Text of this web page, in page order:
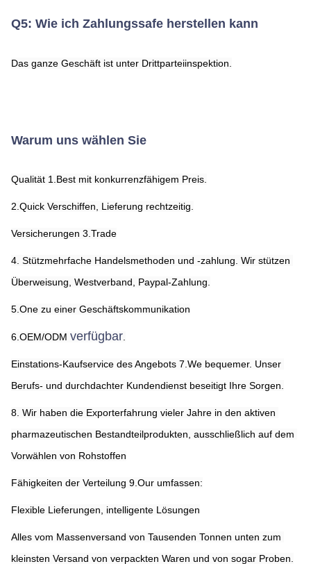
Q5: Wie ich Zahlungssafe herstellen kann
Das ganze Geschäft ist unter Drittparteiinspektion.
Warum uns wählen Sie
Qualität 1.Best mit konkurrenzfähigem Preis.
2.Quick Verschiffen, Lieferung rechtzeitig.
Versicherungen 3.Trade
4. Stützmehrfache Handelsmethoden und -zahlung. Wir stützen
Überweisung, Westverband, Paypal-Zahlung.
5.One zu einer Geschäftskommunikation
6.OEM/ODM verfügbar
Einstations-Kaufservice des Angebots 7.We bequemer. Unser
Berufs- und durchdachter Kundendienst beseitigt Ihre Sorgen.
8. Wir haben die Exporterfahrung vieler Jahre in den aktiven
pharmazeutischen Bestandteilprodukten, ausschließlich auf dem
Vorwählen von Rohstoffen
Fähigkeiten der Verteilung 9.Our umfassen:
Flexible Lieferungen, intelligente Lösungen
Alles vom Massenversand von Tausenden Tonnen unten zum
kleinsten Versand von verpackten Waren und von sogar Proben.